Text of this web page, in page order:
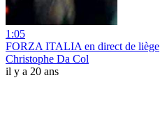
1:05
FORZA ITALIA en direct de liège
Christophe Da Col
il y a 20 ans